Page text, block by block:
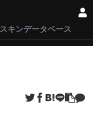
スキンデータベース